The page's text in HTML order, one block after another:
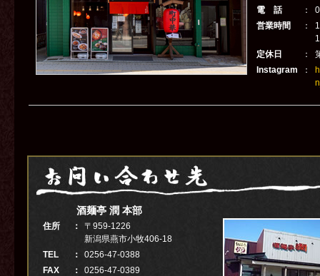
電 話
：
営業時間
：
定休日
：
Instagram
：
酒麺亭 潤 本部
住所 ：
〒959-1226
新潟県燕市小牧406-18
TEL
：
0256-47-0388
FAX
：
0256-47-0389